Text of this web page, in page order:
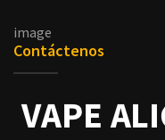
image
Contáctenos